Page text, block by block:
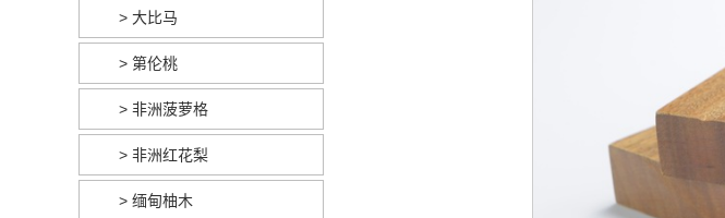
> 大比马
> 第伦桃
> 非洲菠萝格
> 非洲红花梨
> 缅甸柚木